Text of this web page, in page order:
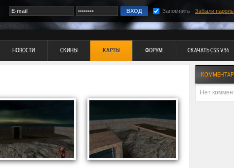
Запомнить Забыли
НОВОСТИ СКИНЫ КАРТЫ ФОРУМ СКАЧАТЬ CSS V34
Нет